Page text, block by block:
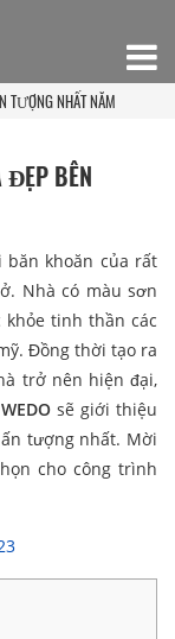
TƯỢNG NHẤT NĂM
ĐẸP BÊN
băn khoăn của rất
Nhà có màu sơn
tinh thần các
Đồng thời tạo ra
trở nên hiện đại,
WEDO sẽ giới thiệu
ấn tượng nhất. Mời
cho công trình